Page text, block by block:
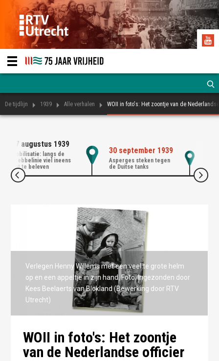
De tijdlijn 1939 Alle verhalen WOII in foto's: Het zoontje van de
27 augustus 1939
Mobilisatie: langs de
Grebbelinie viel ineens
wat te beleven
30 september 1939
Asperges steken tegen
de Duitse tanks
Verlegen Henny Willems met een veel te grote helm
op en een appeltje in zijn hand. Foto: Ingezonden door
Kees Beelaerts van Blokland (Bewerking door RTV
Utrecht)
WOII in foto's: Het zoontje
van de Nederlandse officier